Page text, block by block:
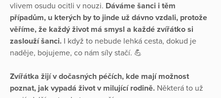
vlivem osudu ocitli v nouzi. Dáváme šanci i těm
případům, u kterých by to jinde už dávno vzdali, protože
věříme, že každý život má smysl a každé zvířátko si
zaslouží šanci. I když to nebude lehká cesta, dokud je
naděje, bojujeme, co nám síly stačí. 💪
Zvířátka žijí v dočasných péčích, kde mají možnost
poznat, jak vypadá život v milující rodině. Některá to už